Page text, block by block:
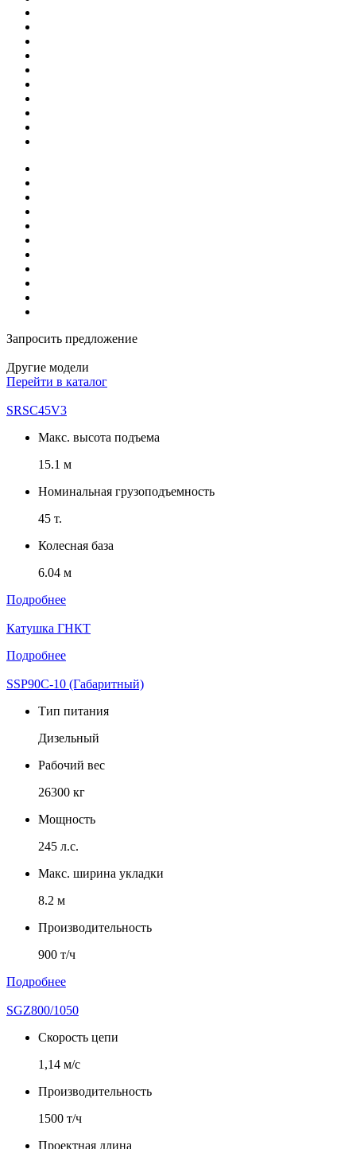
Запросить предложение
Другие модели
Перейти в каталог
SRSC45V3
Макс. высота подъема
15.1 м
Номинальная грузоподъемность
45 т.
Колесная база
6.04 м
Подробнее
Катушка ГНКТ
Подробнее
SSP90C-10 (Габаритный)
Тип питания
Дизельный
Рабочий вес
26300 кг
Мощность
245 л.с.
Макс. ширина укладки
8.2 м
Производительность
900 т/ч
Подробнее
SGZ800/1050
Скорость цепи
1,14 м/с
Производительность
1500 т/ч
Проектная длина